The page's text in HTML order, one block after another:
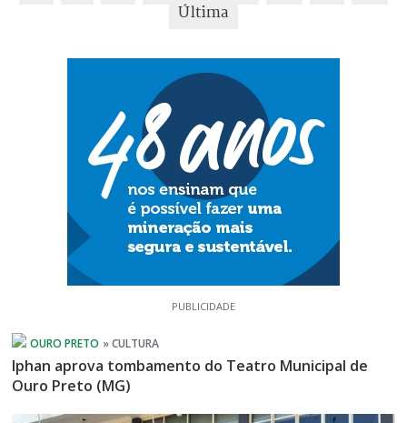
Última
PUBLICIDADE
Iphan aprova tombamento do Teatro Municipal de
Ouro Preto (MG)